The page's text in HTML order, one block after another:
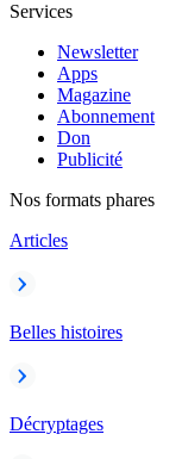
Services
Newsletter
Apps
Magazine
Abonnement
Don
Publicité
Nos formats phares
Articles
Belles histoires
Décryptages